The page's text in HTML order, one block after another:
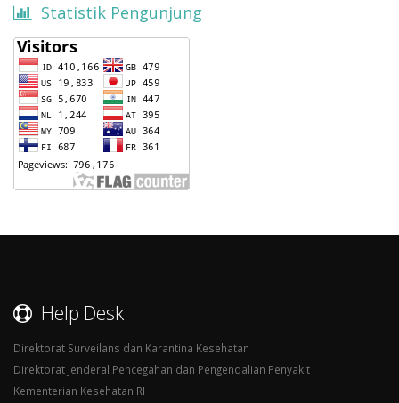
Statistik Pengunjung
Help Desk
Direktorat Surveilans dan Karantina Kesehatan
Direktorat Jenderal Pencegahan dan Pengendalian Penyakit
Kementerian Kesehatan RI